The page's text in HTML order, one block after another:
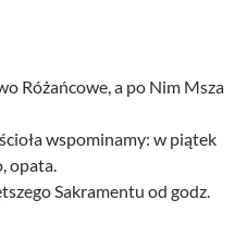
Różańcowe, a po Nim Msza
wspominamy: w piątek
opata.
Sakramentu od godz.